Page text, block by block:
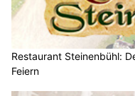
Restaurant Steinenbühl:
Feiern